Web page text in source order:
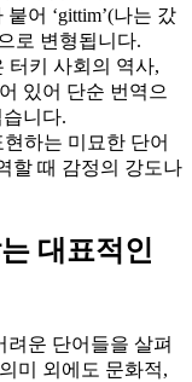
어 ‘gittim’(나는 갔
로 변형됩니다.
터키 사회의 역사,
있어 단순 번역으
니다.
하는 미묘한 단어
할 때 감정의 강도나
대표적인
운 단어들을 살펴
미 외에도 문화적,